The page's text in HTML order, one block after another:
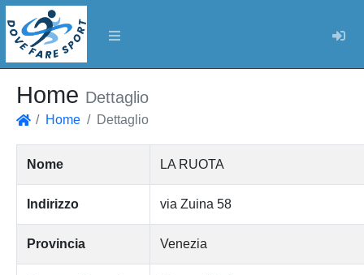
Home Dettaglio
Home Dettaglio
Nome LA RUOTA
Indirizzo via Zuina 58
Provincia Venezia